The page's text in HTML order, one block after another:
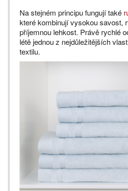
Na stejném principu fungují také
které kombinují vysokou savost,
příjemnou lehkost. Právě rychlé
létě jednou z nejdůležitějších
textilu.